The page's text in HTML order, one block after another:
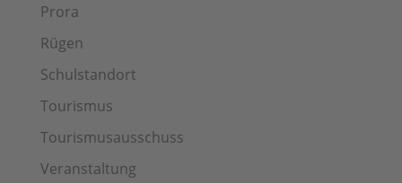
Prora
Rügen
Schulstandort
Tourismus
Tourismusausschuss
Veranstaltung